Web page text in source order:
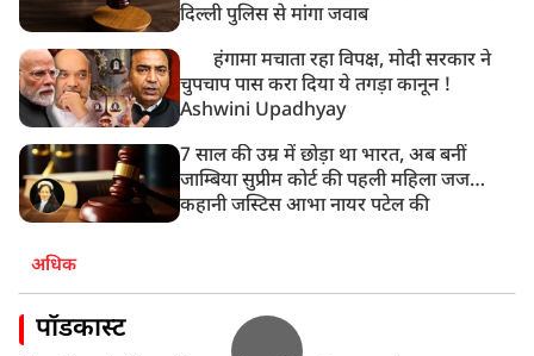
दिल्ली पुलिस से मांगा जवाब
हंगामा मचाता रहा विपक्ष, मोदी सरकार ने
चुपचाप पास करा दिया ये तगड़ा कानून !
Ashwini Upadhyay
7 साल की उम्र में छोड़ा था भारत, अब बनीं
जाम्बिया सुप्रीम कोर्ट की पहली महिला जज…
कहानी जस्टिस आभा नायर पटेल की
अधिक
पॉडकास्ट